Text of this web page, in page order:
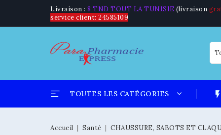
Livraison : 8 TND TOUT LA TUNISIE (livraison
service client: 24585109
TOUTES LES CATÉGORIES flash_on
Accueil Santé CHAUSSURE, SABOTS ET